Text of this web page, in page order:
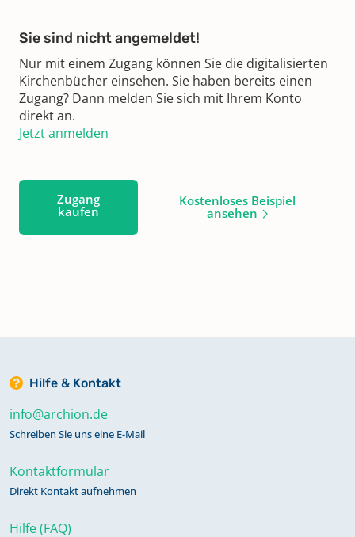
Sie sind nicht angemeldet!
Nur mit einem Zugang können Sie die digitalisierten
Kirchenbücher einsehen. Sie haben bereits einen
Zugang? Dann melden Sie sich mit Ihrem Konto
direkt an.
Jetzt anmelden
Zugang
kaufen
Kostenloses Beispiel
ansehen
Hilfe & Kontakt
info@archion.de
Schreiben Sie uns eine E-Mail
Kontaktformular
Direkt Kontakt aufnehmen
Hilfe (FAQ)